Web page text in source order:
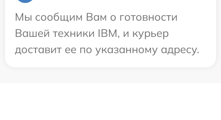
Мы сообщим Вам о готовности
Вашей техники IBM, и курьер
доставит ее по указанному адресу.